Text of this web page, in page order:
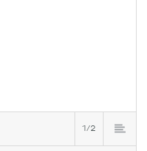
1/2